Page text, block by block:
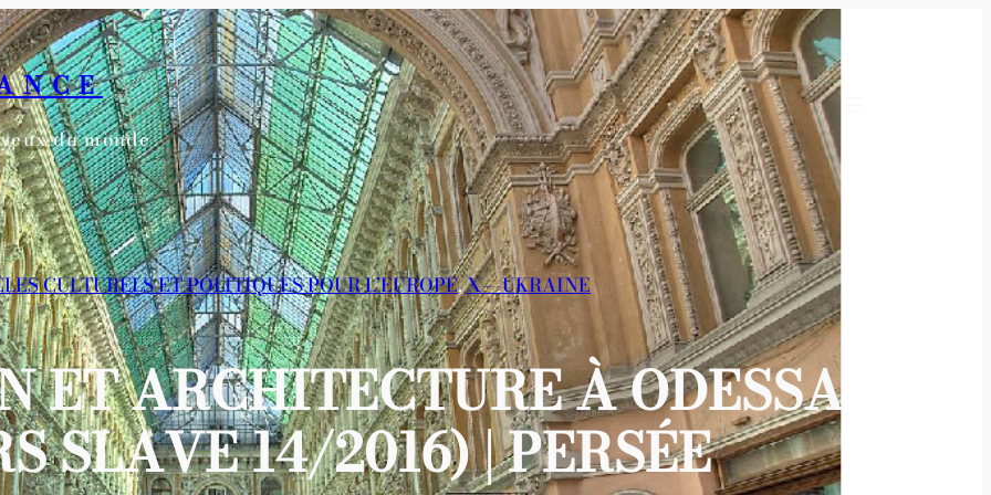
du monde
CULTURELS ET POLITIQUES POUR L’EUROPE, X—-UKRAINE
ET ARCHITECTURE À ODESSA
SLAVE 14/2016) | PERSÉE